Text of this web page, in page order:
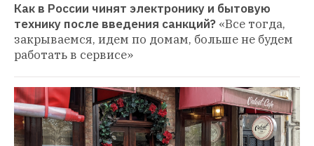
Как в России чинят электронику и бытовую
технику после введения санкций? «Все тогда,
закрываемся, идем по домам, больше не будем
работать в сервисе»